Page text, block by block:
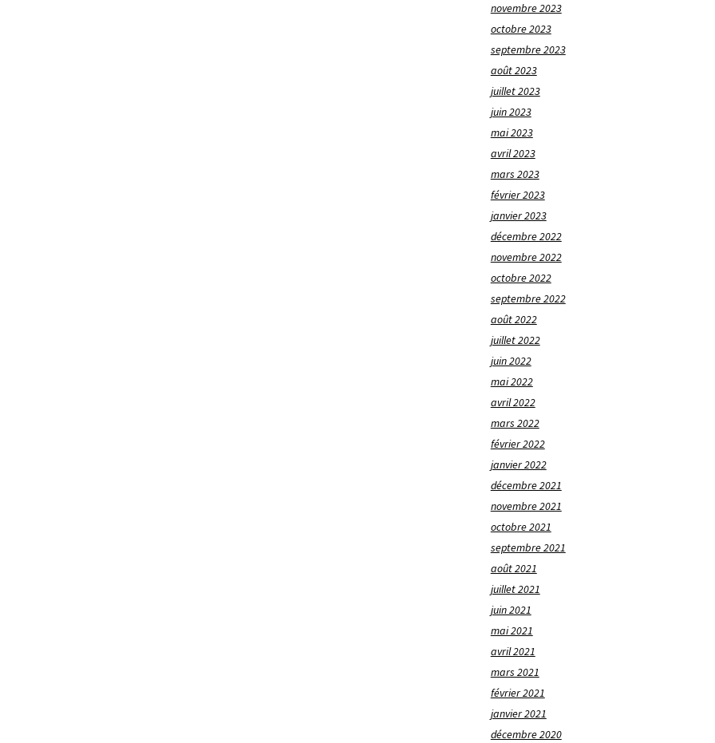
novembre 2023
octobre 2023
septembre 2023
août 2023
juillet 2023
juin 2023
mai 2023
avril 2023
mars 2023
février 2023
janvier 2023
décembre 2022
novembre 2022
octobre 2022
septembre 2022
août 2022
juillet 2022
juin 2022
mai 2022
avril 2022
mars 2022
février 2022
janvier 2022
décembre 2021
novembre 2021
octobre 2021
septembre 2021
août 2021
juillet 2021
juin 2021
mai 2021
avril 2021
mars 2021
février 2021
janvier 2021
décembre 2020